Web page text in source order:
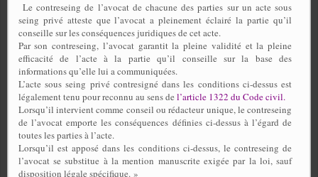
Le contreseing de l’avocat de chacune des parties sur un acte sous
seing privé atteste que l’avocat a pleinement éclairé la partie qu’il
conseille sur les conséquences juridiques de cet acte.
Par son contreseing, l’avocat garantit la pleine validité et la pleine
efficacité de l’acte à la partie qu’il conseille sur la base des
informations qu’elle lui a communiquées.
L’acte sous seing privé contresigné dans les conditions ci-dessus est
légalement tenu pour reconnu au sens de l’article 1322 du Code civil.
Lorsqu’il intervient comme conseil ou rédacteur unique, le contreseing
de l’avocat emporte les conséquences définies ci-dessus à l’égard de
toutes les parties à l’acte.
Lorsqu’il est apposé dans les conditions ci-dessus, le contreseing de
l’avocat se substitue à la mention manuscrite exigée par la loi, sauf
disposition légale spécifique.»